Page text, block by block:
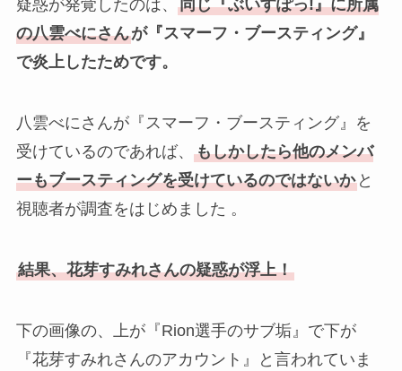
疑惑が発覚したのは、 同じ『ぶいすぽっ!』に所属
の八雲べにさんが『スマーフ・ブースティング』
で炎上したためです。
八雲べにさんが『スマーフ・ブースティング』を
受けているのであれば、 もしかしたら他のメンバ
ーもブースティングを受けているのではないかと
視聴者が調査をはじめました 。
結果、花芽すみれさんの疑惑が浮上！
下の画像の、上が『Rion選手のサブ垢』で下が
『花芽すみれさんのアカウント』と言われていま